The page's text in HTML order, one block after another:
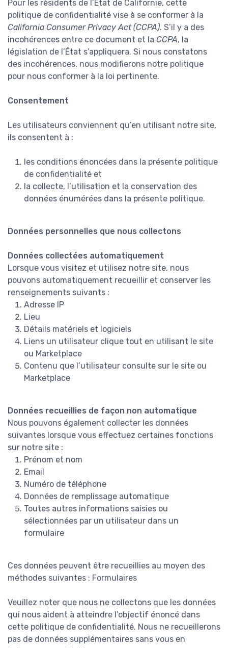
Pour les résidents de l’État de Californie, cette
politique de confidentialité vise à se conformer à la
California Consumer Privacy Act (CCPA). S’il y a des
incohérences entre ce document et la CCPA, la
législation de l’État s’appliquera. Si nous constatons
des incohérences, nous modifierons notre politique
pour nous conformer à la loi pertinente.
Consentement
Les utilisateurs conviennent qu’en utilisant notre site,
ils consentent à :
les conditions énoncées dans la présente politique
de confidentialité et
la collecte, l’utilisation et la conservation des
données énumérées dans la présente politique.
Données personnelles que nous collectons
Données collectées automatiquement
Lorsque vous visitez et utilisez notre site, nous
pouvons automatiquement recueillir et conserver les
renseignements suivants :
Adresse IP
Lieu
Détails matériels et logiciels
Liens un utilisateur clique tout en utilisant le site
ou Marketplace
Contenu que l’utilisateur consulte sur le site ou
Marketplace
Données recueillies de façon non automatique
Nous pouvons également collecter les données
suivantes lorsque vous effectuez certaines fonctions
sur notre site :
Prénom et nom
Email
Numéro de téléphone
Données de remplissage automatique
Toutes autres informations saisies ou
sélectionnées par un utilisateur dans un
formulaire
Ces données peuvent être recueillies au moyen des
méthodes suivantes : Formulaires
Veuillez noter que nous ne collectons que les données
qui nous aident à atteindre l’objectif énoncé dans
cette politique de confidentialité. Nous ne recueillerons
pas de données supplémentaires sans vous en